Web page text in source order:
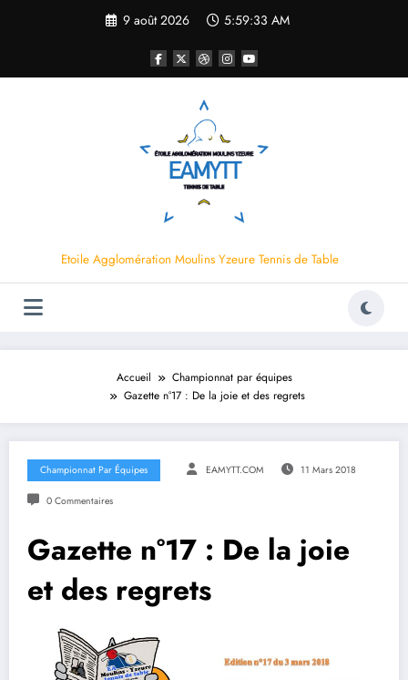
9 août 2026 5:59:33 AM
Etoile Agglomération Moulins Yzeure Tennis de Table
Accueil
Championnat par équipes
Gazette n°17 : De la joie et des regrets
Championnat Par Équipes EAMYTT.COM 11 Mars 2018
0 Commentaires
Gazette n°17 : De la joie
et des regrets